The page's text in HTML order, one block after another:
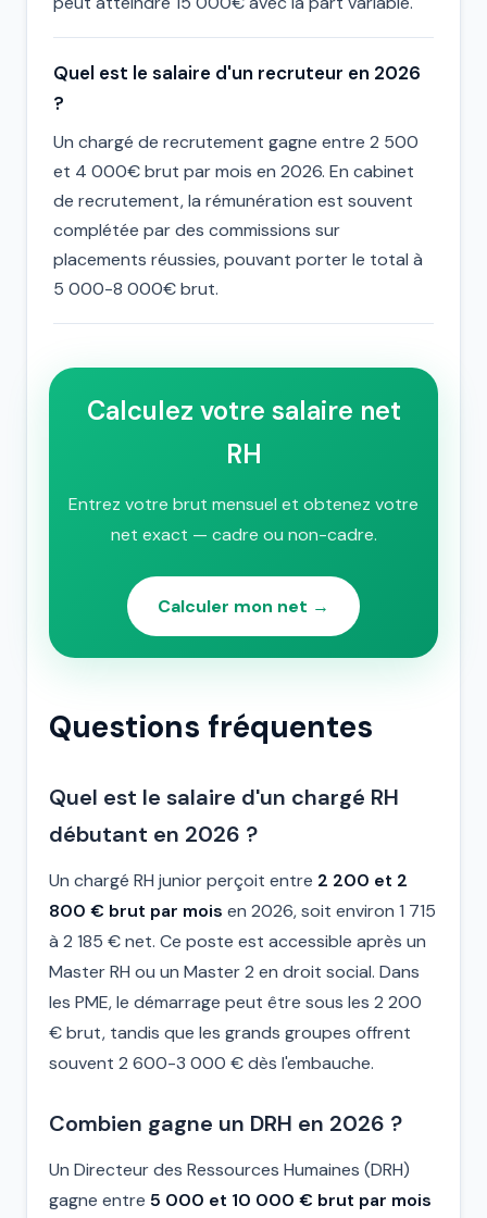
Quel est le salaire d'un recruteur en 2026
?
Un chargé de recrutement gagne entre 2 500
et 4 000€ brut par mois en 2026. En cabinet
de recrutement, la rémunération est souvent
complétée par des commissions sur
placements réussies, pouvant porter le total à
5 000-8 000€ brut.
Calculez votre salaire net
RH
Entrez votre brut mensuel et obtenez votre
net exact — cadre ou non-cadre.
Calculer mon net →
Questions fréquentes
Quel est le salaire d'un chargé RH
débutant en 2026 ?
Un chargé RH junior perçoit entre 2 200 et 2
800 € brut par mois en 2026, soit environ 1 715
à 2 185 € net. Ce poste est accessible après un
Master RH ou un Master 2 en droit social. Dans
les PME, le démarrage peut être sous les 2 200
€ brut, tandis que les grands groupes offrent
souvent 2 600-3 000 € dès l'embauche.
Combien gagne un DRH en 2026 ?
Un Directeur des Ressources Humaines (DRH)
gagne entre 5 000 et 10 000 € brut par mois